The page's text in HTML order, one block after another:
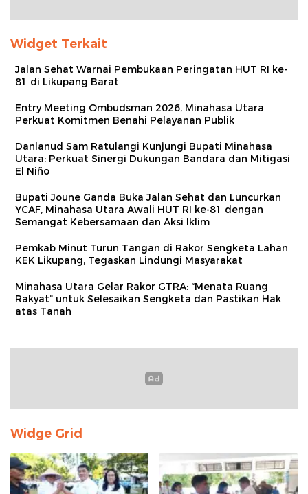
Widget Terkait
Jalan Sehat Warnai Pembukaan Peringatan HUT RI ke-
81 di Likupang Barat
Entry Meeting Ombudsman 2026, Minahasa Utara
Perkuat Komitmen Benahi Pelayanan Publik
Danlanud Sam Ratulangi Kunjungi Bupati Minahasa
Utara: Perkuat Sinergi Dukungan Bandara dan Mitigasi
El Niño
Bupati Joune Ganda Buka Jalan Sehat dan Luncurkan
YCAF, Minahasa Utara Awali HUT RI ke-81 dengan
Semangat Kebersamaan dan Aksi Iklim
Pemkab Minut Turun Tangan di Rakor Sengketa Lahan
KEK Likupang, Tegaskan Lindungi Masyarakat
Minahasa Utara Gelar Rakor GTRA: “Menata Ruang
Rakyat” untuk Selesaikan Sengketa dan Pastikan Hak
atas Tanah
Widge Grid